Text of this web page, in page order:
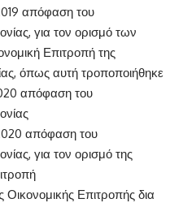
απόφαση του
για τον ορισμό των
Επιτροπή της
όπως αυτή τροποποιήθηκε
απόφαση του
απόφαση του
για τον ορισμό της
Επιτροπής δια